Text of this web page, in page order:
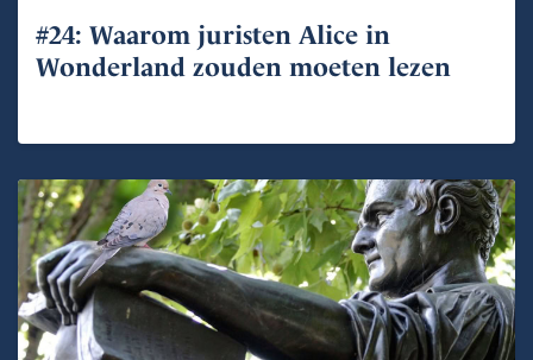
#24: Waarom juristen Alice in
Wonderland zouden moeten lezen